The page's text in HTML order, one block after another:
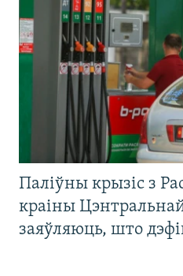
Паліўны крызіс з
краіны Цэнтральнай
заяўляюць, што